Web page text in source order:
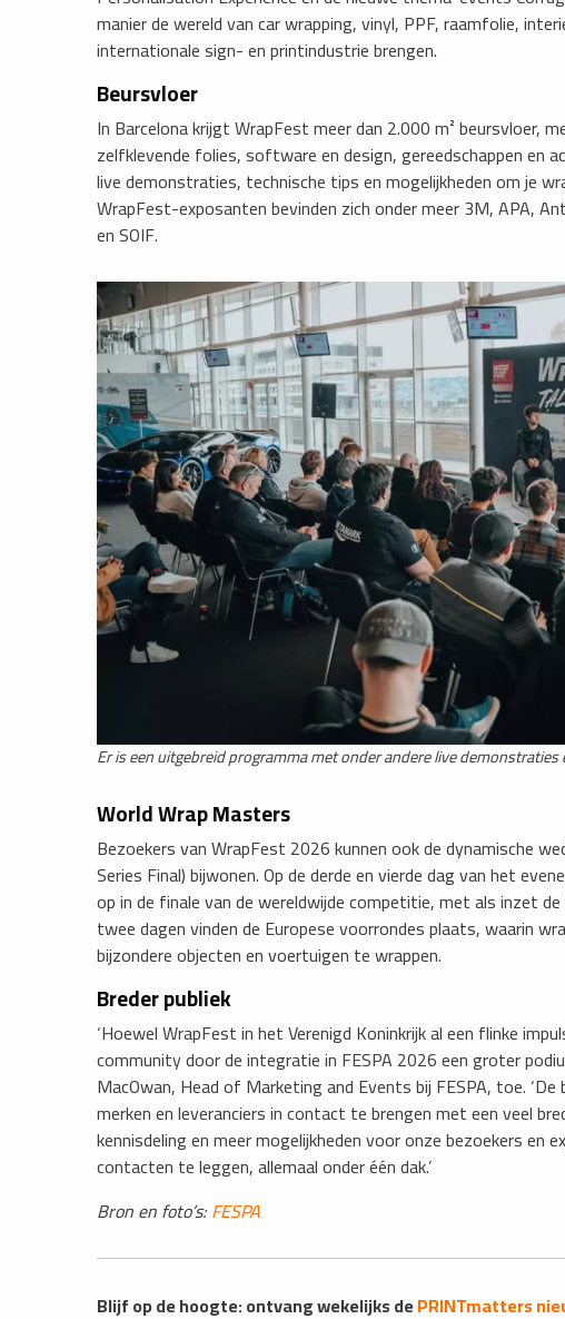
manier de wereld van car wrapping, vinyl, PPF, raamfolie,
internationale sign- en printindustrie brengen.
Beursvloer
In Barcelona krijgt WrapFest meer dan 2.000 m² beursvloer,
zelfklevende folies, software en design, gereedschappen en
live demonstraties, technische tips en mogelijkheden om je
WrapFest-exposanten bevinden zich onder meer 3M, APA,
en SOIF.
Er is een uitgebreid programma met onder andere live
World Wrap Masters
​Bezoekers van WrapFest 2026 kunnen ook de dynamische
Series Final) bijwonen. Op de derde en vierde dag van het
op in de finale van de wereldwijde competitie, met als inzet
twee dagen vinden de Europese voorrondes plaats, waarin
bijzondere objecten en voertuigen te wrappen.
Breder publiek
‘Hoewel WrapFest in het Verenigd Koninkrijk al een flinke
community door de integratie in FESPA 2026 een groter
MacOwan, Head of Marketing and Events bij FESPA, toe.
merken en leveranciers in contact te brengen met een veel
kennisdeling en meer mogelijkheden voor onze bezoekers en
contacten te leggen, allemaal onder één dak.’
Bron en foto’s:FESPA
Blijf op de hoogte: ontvang wekelijks dePRINTmatters